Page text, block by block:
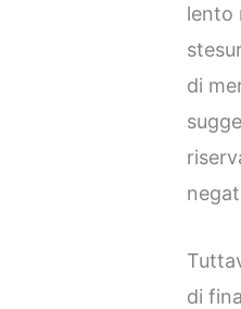
lento
di
di